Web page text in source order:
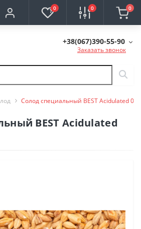
0 0 0
+38(067)390-55-90
Заказать звонок
Солод специальный BEST Acidulated
BEST Acidulated